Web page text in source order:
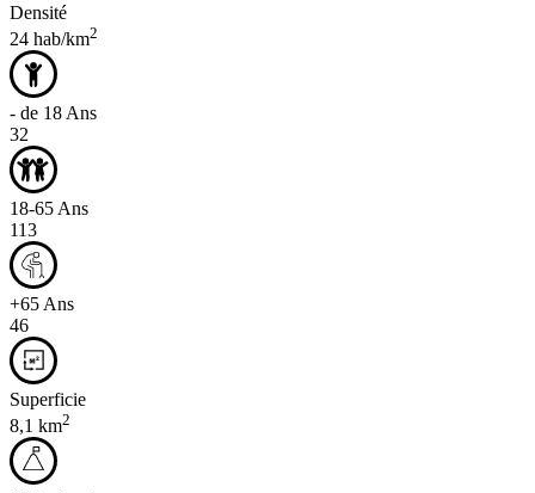
Densité
24 hab/km2
- de 18 Ans
32
18-65 Ans
113
+65 Ans
46
Superficie
8,1 km2